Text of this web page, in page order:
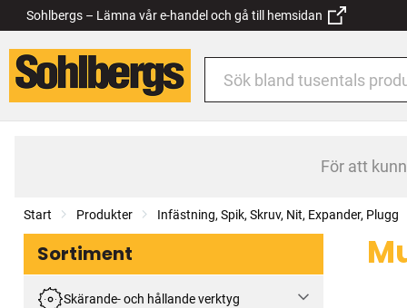
Sohlbergs – Lämna vår e-handel och gå till hemsidan
För att
Start Produkter Infästning, Spik, Skruv, Nit, Expander, Plugg
Sortiment
Skärande- och hållande verktyg